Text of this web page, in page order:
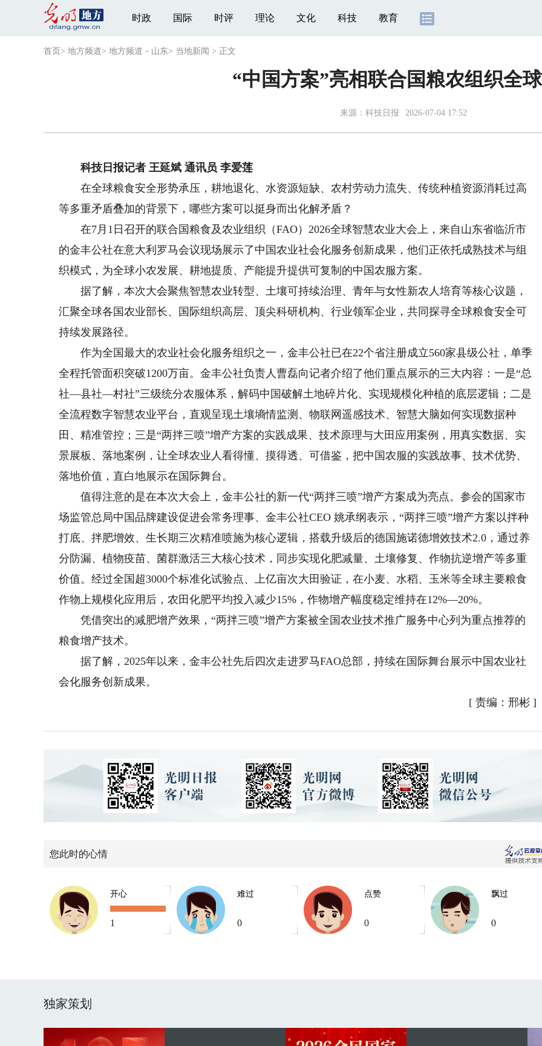
时政 国际 时评 理论 文化 科技 教育
首页 > 地方频道> 地方频道－山东> 当地新闻 > 正文
“中国方案”亮相联合国粮农组织全
来源： 科技日报 2026-07-04 17:52
科技日报记者 王延斌 通讯员 李爱莲
在全球粮食安全形势承压，耕地退化、水资源短缺、农村劳动力流失、传统种植资源消耗过高
等多重矛盾叠加的背景下，哪些方案可以挺身而出化解矛盾？
在7月1日召开的联合国粮食及农业组织（FAO）2026全球智慧农业大会上，来自山东省临沂市
的金丰公社在意大利罗马会议现场展示了中国农业社会化服务创新成果，他们正依托成熟技术与组
织模式，为全球小农发展、耕地提质、产能提升提供可复制的中国农服方案。
据了解，本次大会聚焦智慧农业转型、土壤可持续治理、青年与女性新农人培育等核心议题，
汇聚全球各国农业部长、国际组织高层、顶尖科研机构、行业领军企业，共同探寻全球粮食安全可
持续发展路径。
作为全国最大的农业社会化服务组织之一，金丰公社已在22个省注册成立560家县级公社，单季
全程托管面积突破1200万亩。金丰公社负责人曹磊向记者介绍了他们重点展示的三大内容：一是“总
社—县社—村社”三级统分农服体系，解码中国破解土地碎片化、实现规模化种植的底层逻辑；二是
全流程数字智慧农业平台，直观呈现土壤墒情监测、物联网遥感技术、智慧大脑如何实现数据种
田、精准管控；三是“两拌三喷”增产方案的实践成果、技术原理与大田应用案例，用真实数据、实
景展板、落地案例，让全球农业人看得懂、摸得透、可借鉴，把中国农服的实践故事、技术优势、
落地价值，直白地展示在国际舞台。
值得注意的是在本次大会上，金丰公社的新一代“两拌三喷”增产方案成为亮点。参会的国家市
场监管总局中国品牌建设促进会常务理事、金丰公社CEO 姚承纲表示，“两拌三喷”增产方案以拌种
打底、拌肥增效、生长期三次精准喷施为核心逻辑，搭载升级后的德国施诺德增效技术2.0，通过养
分防漏、植物疫苗、菌群激活三大核心技术，同步实现化肥减量、土壤修复、作物抗逆增产等多重
价值。经过全国超3000个标准化试验点、上亿亩次大田验证，在小麦、水稻、玉米等全球主要粮食
作物上规模化应用后，农田化肥平均投入减少15%，作物增产幅度稳定维持在12%—20%。
凭借突出的减肥增产效果，“两拌三喷”增产方案被全国农业技术推广服务中心列为重点推荐的
粮食增产技术。
据了解，2025年以来，金丰公社先后四次走进罗马FAO总部，持续在国际舞台展示中国农业社
会化服务创新成果。
[ 责编：邢彬 ]
您此时的心情
开心
1
难过
0
点赞
0
飘过
0
独家策划